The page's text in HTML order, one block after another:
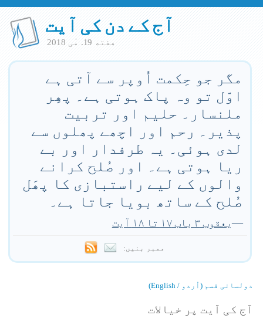
آج کے دن کی آیت
هفته 19. مٓی 2018
مگر جو حِکمت اُوپر سے آتی ہے
اوّل تو وہ پاک ہوتی ہے۔ پھِر
ملنسار۔ حلیم اور تربیت
پذیر۔ رحم اور اچھے پھلوں سے
لدی ہوئی۔ یہ طرفدار اور بے
ریا ہوتی ہے۔ اور صُلح کرانے
والوں کے لیے راستبازی کا پھَل
صُلح کے ساتھ بویا جاتا ہے۔
—یعقوب ۳ باب ۱۷ تا ۱۸ آیت
ممبر بنیں:
دولسانی قسم (اُردو / English)
آج کی آیت پر خیالات